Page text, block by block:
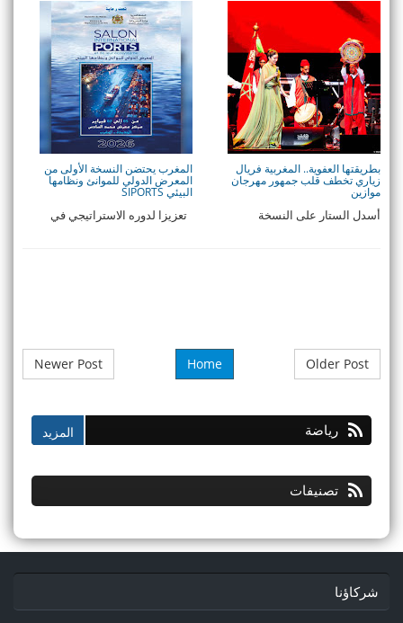
بطريقتها العفوية.. المغربية فريال
زياري تخطف قلب جمهور مهرجان
موازين
أسدل الستار على النسخة
المغرب يحتضن النسخة الأولى من
المعرض الدولي للموانئ ونظامها
البيئي SIPORTS
تعزيزا لدوره الاستراتيجي في
Newer Post Older Post
Home
رياضة
تصنيفات
شركاؤنا